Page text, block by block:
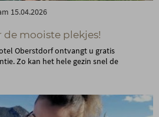
15.04.2026
de mooiste plekjes!
Oberstdorf ontvangt u gratis
Zo kan het hele gezin snel de